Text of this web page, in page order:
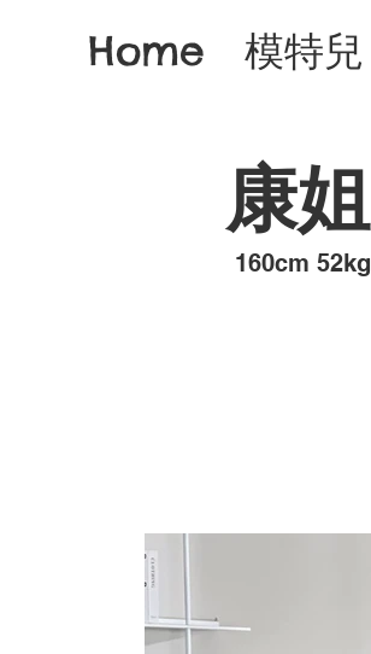
Home 模特兒
康姐
​160cm 52kg